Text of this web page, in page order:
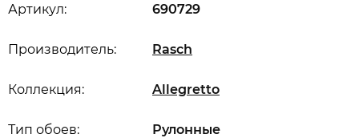
Артикул: 690729
Производитель: Rasch
Коллекция: Allegretto
Тип обоев: Рулонные